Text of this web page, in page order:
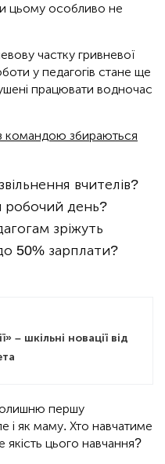
цьому особливо не
частку гривневої
у педагогів стане ще
працювати водночас
командою збираються
вчителів?
робочий день?
зріжуть
50% зарплати?
– шкільні новації від
першу
і як маму. Хто навчатиме
якість цього навчання?